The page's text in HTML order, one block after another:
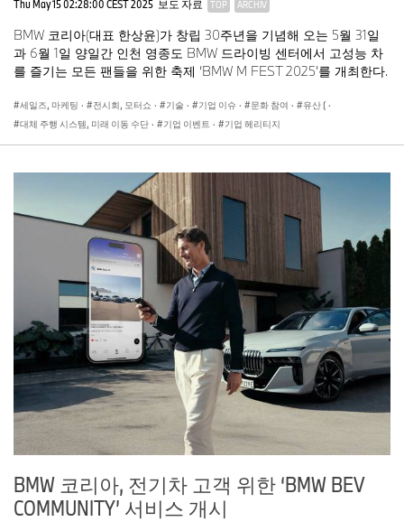
Thu May 15 02:28:00 CEST 2025 보도 자료 TOP ARCHIV
BMW 코리아(대표 한상윤)가 창립 30주년을 기념해 오는 5월 31일
과 6월 1일 양일간 인천 영종도 BMW 드라이빙 센터에서 고성능 차
를 즐기는 모든 팬들을 위한 축제 ‘BMW M FEST 2025’를 개최한다.
세일즈, 마케팅 · 전시회, 모터쇼 · 기술 · 기업 이슈 · 문화 참여 · 유산 ( ·
대체 주행 시스템, 미래 이동 수단 · 기업 이벤트 · 기업 헤리티지
BMW 코리아, 전기차 고객 위한 ‘BMW BEV
COMMUNITY’ 서비스 개시